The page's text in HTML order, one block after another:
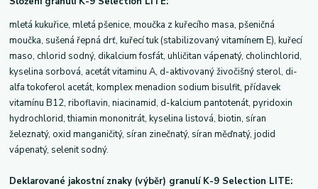
mletá kukuřice, mletá pšenice, moučka z kuřecího masa, pšeničná
moučka, sušená řepná drť, kuřecí tuk (stabilizovaný vitamínem E), kuřecí
maso, chlorid sodný, dikalcium fosfát, uhličitan vápenatý, cholinchlorid,
kyselina sorbová, acetát vitaminu A, d-aktivovaný živočišný sterol, di-
alfa tokoferol acetát, komplex menadion sodium bisulfit, přídavek
vitamínu B12, riboflavin, niacinamid, d-kalcium pantotenát, pyridoxin
hydrochlorid, thiamin mononitrát, kyselina listová, biotin, síran
železnatý, oxid manganičitý, síran zinečnatý, síran měďnatý, jodid
vápenatý, selenit sodný.
Deklarované jakostní znaky (výběr) granulí K-9 Selection LITE: